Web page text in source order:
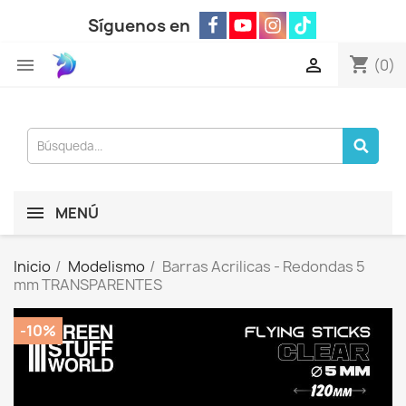
Síguenos en
 shopping_cart (0)

MENÚ
Inicio Modelismo
Barras Acrilicas - Redondas 5
mm TRANSPARENTES
-10%